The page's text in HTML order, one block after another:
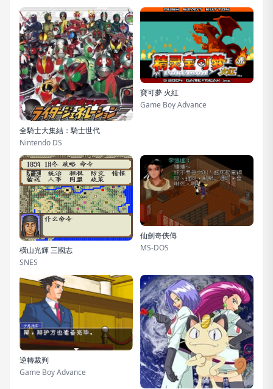
全騎士大集結：騎士世代
Nintendo DS
寶可夢 火紅
Game Boy Advance
橫山光輝 三國志
SNES
仙劍奇俠傳
MS-DOS
逆轉裁判
Game Boy Advance